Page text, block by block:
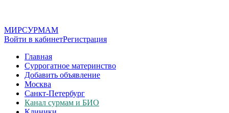
МИРСУРМАМ
Войти в кабинетРегистрация
Главная
Суррогатное материнство
Добавить объявление
Москва
Санкт-Петербург
Канал сурмам и БИО